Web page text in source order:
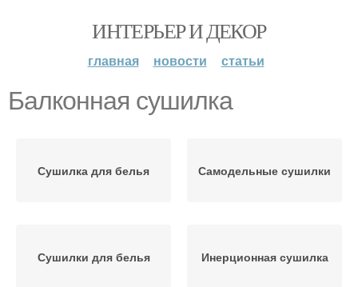
ИНТЕРЬЕР И ДЕКОР
главная новости статьи
Балконная сушилка
Сушилка для белья Самодельные сушилки
Сушилки для белья Инерционная сушилка